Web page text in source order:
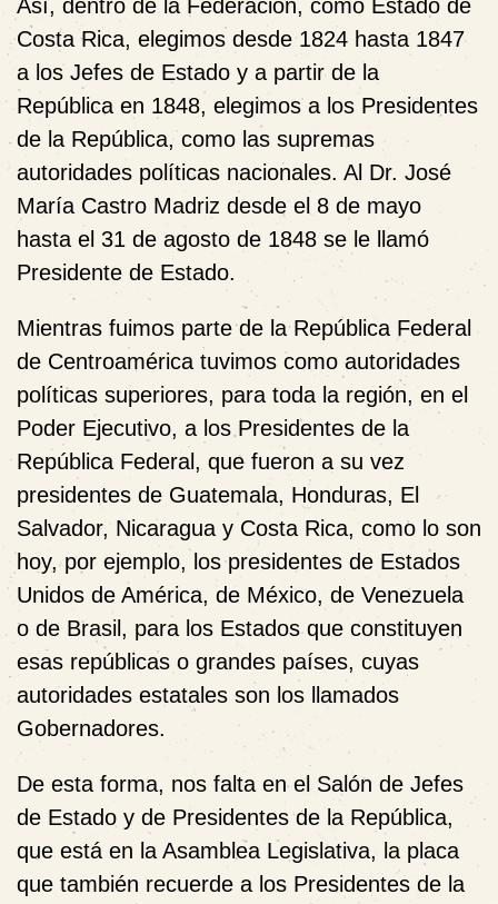
Así, dentro de la Federación, como Estado de
Costa Rica, elegimos desde 1824 hasta 1847
a los Jefes de Estado y a partir de la
República en 1848, elegimos a los Presidentes
de la República, como las supremas
autoridades políticas nacionales. Al Dr. José
María Castro Madriz desde el 8 de mayo
hasta el 31 de agosto de 1848 se le llamó
Presidente de Estado.
Mientras fuimos parte de la República Federal
de Centroamérica tuvimos como autoridades
políticas superiores, para toda la región, en el
Poder Ejecutivo, a los Presidentes de la
República Federal, que fueron a su vez
presidentes de Guatemala, Honduras, El
Salvador, Nicaragua y Costa Rica, como lo son
hoy, por ejemplo, los presidentes de Estados
Unidos de América, de México, de Venezuela
o de Brasil, para los Estados que constituyen
esas repúblicas o grandes países, cuyas
autoridades estatales son los llamados
Gobernadores.
De esta forma, nos falta en el Salón de Jefes
de Estado y de Presidentes de la República,
que está en la Asamblea Legislativa, la placa
que también recuerde a los Presidentes de la